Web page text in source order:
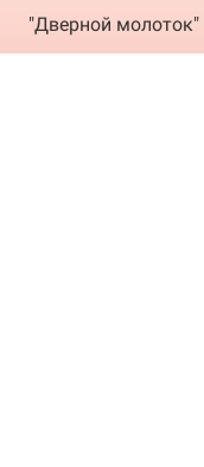
"Дверной молоток"